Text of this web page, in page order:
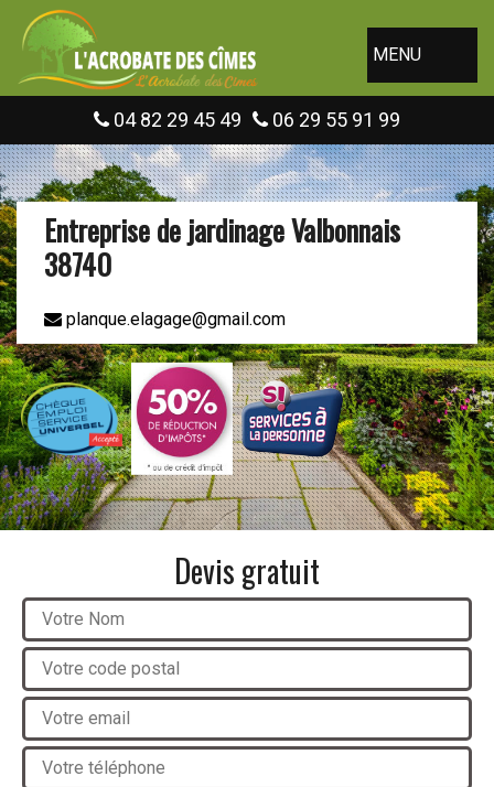
MENU
04 82 29 45 49 06 29 55 91 99
Entreprise de jardinage Valbonnais
38740
planque.elagage@gmail.com
Devis gratuit